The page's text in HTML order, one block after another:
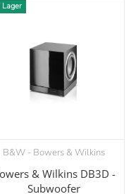
B&W - Bowers & Wilkins
& Wilkins DB3D -
Subwoofer